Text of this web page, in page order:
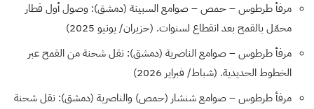
مرفأ طرطوس – حمص – صوامع السبينة (دمشق): وصول أول قطار
محمّل بالقمح بعد انقطاع لسنوات. (حزيران/ يونيو 2025)
مرفأ طرطوس – صوامع الناصرية (دمشق): نقل شحنة من القمح عبر
الخطوط الحديدية. (شباط/ فبراير 2026)
مرفأ طرطوس – صوامع شنشار (حمص) والناصرية (دمشق): نقل شحنة